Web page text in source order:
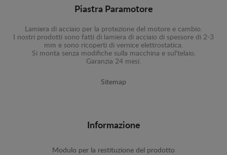
Piastra Paramotore
Lamiera di acciaio per la protezione del motore e cambio.
I nostri prodotti sono fatti di lamiera di acciaio di spessore di 2-3
mm e sono ricoperti di vernice elettrostatica.
Si monta senza modifiche sulla macchina e sul'telaio.
Garanzia 24 mesi.
Sitemap
Informazione
Modulo per la restituzione del prodotto